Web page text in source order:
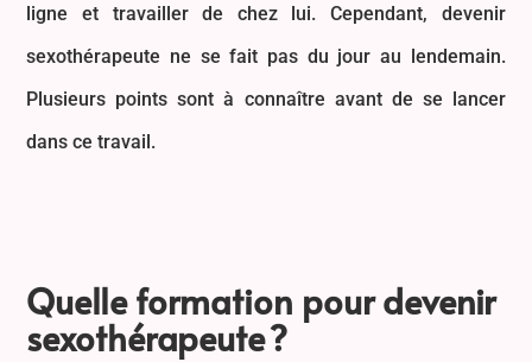
ligne et travailler de chez lui. Cependant, devenir
sexothérapeute ne se fait pas du jour au lendemain.
Plusieurs points sont à connaître avant de se lancer
dans ce travail.
Quelle formation pour devenir
sexothérapeute ?